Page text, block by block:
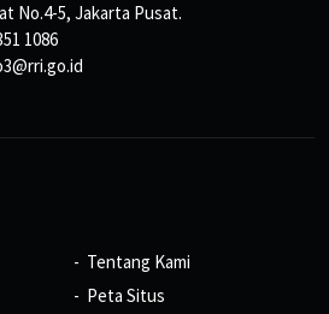
No.4-5, Jakarta Pusat.
1086
Tentang Kami
Peta Situs